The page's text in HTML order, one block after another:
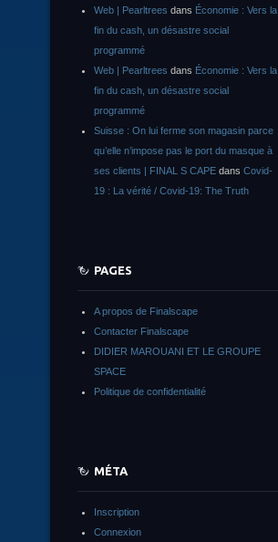
Web | Pearltrees dans Économie : Vers la
fin du cash, un désastre social
programmé
Web | Pearltrees dans Économie : Vers la
fin du cash, un désastre social
programmé
Suisse : On lui ferme son magasin parce
qu’elle n’impose pas le port du masque à
ses clients | FINAL S CAPE dans Covid-
19 : La vérité / Covid-19: The Truth
PAGES
A propos de Finalscape
Contacter Finalscape
DIDIER MAROUANI ET LE GROUPE
SPACE
Politique de confidentialité
MÉTA
Inscription
Connexion